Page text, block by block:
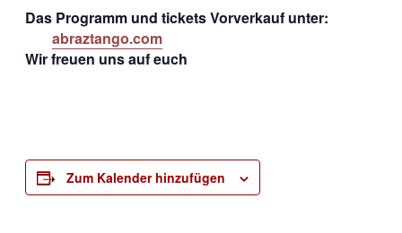
Das Programm und tickets Vorverkauf unter:
abraztango.com
Wir freuen uns auf euch
Zum Kalender hinzufügen